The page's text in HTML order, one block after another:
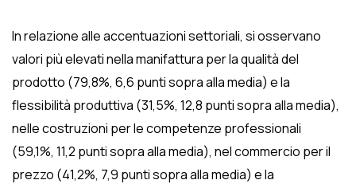
In relazione alle accentuazioni settoriali, si osservano
valori più elevati nella manifattura per la qualità del
prodotto (79,8%, 6,6 punti sopra alla media) e la
flessibilità produttiva (31,5%, 12,8 punti sopra alla media),
nelle costruzioni per le competenze professionali
(59,1%, 11,2 punti sopra alla media), nel commercio per il
prezzo (41,2%, 7,9 punti sopra alla media) e la